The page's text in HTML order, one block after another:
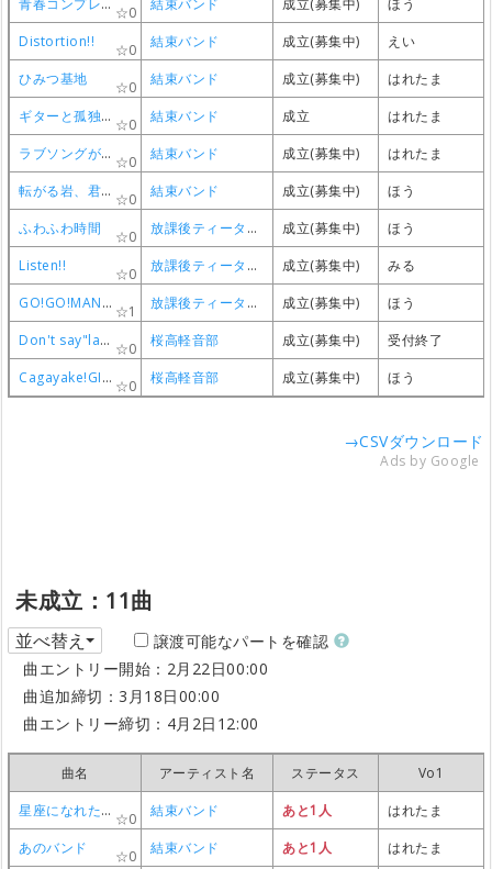
青春コンプレックス 0 結束バンド 成立(募集中)
ほう
Distortion!!
0 結束バンド 成立(募集中)
えい
ひみつ基地
0 結束バンド 成立(募集中)
はれたま
ギターと孤独と蒼い惑星
0 結束バンド 成立
はれたま
ラブソングが歌えない
0 結束バンド 成立(募集中)
はれたま
転がる岩、君に朝が降る
0 結束バンド 成立(募集中)
ほう
ふわふわ時間
0 放課後ティータイム 成立(募集中)
ほう
Listen!!
0 放課後ティータイム 成立(募集中)
みる
GO!GO!MANIAC
1 放課後ティータイム 成立(募集中)
ほう
Don't say"lazy"
0 桜高軽音部 成立(募集中)
受付終了
Cagayake!GIRLS
0 桜高軽音部 成立(募集中) ほう
青春コンプレックス 0 結束バンド 成立(募集中)
ほう
Distortion!!
0 結束バンド 成立(募集中)
えい
ひみつ基地
0 結束バンド 成立(募集中)
はれたま
ギターと孤独と蒼い惑星
0 結束バンド 成立
はれたま
ラブソングが歌えない
0 結束バンド 成立(募集中)
はれたま
転がる岩、君に朝が降る
0 結束バンド 成立(募集中)
ほう
ふわふわ時間
0 放課後ティータイム 成立(募集中)
ほう
Listen!!
0 放課後ティータイム 成立(募集中)
みる
GO!GO!MANIAC
1 放課後ティータイム 成立(募集中)
ほう
Don't say"lazy"
0 桜高軽音部 成立(募集中)
受付終了
Cagayake!GIRLS
0 桜高軽音部 成立(募集中) ほう
青春コンプレックス 0 結束バンド 成立(募集中)
ほう
Distortion!!
0 結束バンド 成立(募集中)
えい
ひみつ基地
0 結束バンド 成立(募集中)
はれたま
ギターと孤独と蒼い惑星
0 結束バンド 成立
はれたま
ラブソングが歌えない
0 結束バンド 成立(募集中)
はれたま
転がる岩、君に朝が降る
0 結束バンド 成立(募集中)
ほう
ふわふわ時間
0 放課後ティータイム 成立(募集中)
ほう
Listen!!
0 放課後ティータイム 成立(募集中)
みる
GO!GO!MANIAC
1 放課後ティータイム 成立(募集中)
ほう
Don't say"lazy"
0 桜高軽音部 成立(募集中)
受付終了
Cagayake!GIRLS
0 桜高軽音部 成立(募集中) ほう
青春コンプレックス 0 結束バンド 成立(募集中)
ほう
Distortion!!
0 結束バンド 成立(募集中)
えい
ひみつ基地
0 結束バンド 成立(募集中)
はれたま
ギターと孤独と蒼い惑星
0 結束バンド 成立
はれたま
ラブソングが歌えない
0 結束バンド 成立(募集中)
はれたま
転がる岩、君に朝が降る
0 結束バンド 成立(募集中)
ほう
ふわふわ時間
0 放課後ティータイム 成立(募集中)
ほう
Listen!!
0 放課後ティータイム 成立(募集中)
みる
GO!GO!MANIAC
1 放課後ティータイム 成立(募集中)
ほう
Don't say"lazy"
0 桜高軽音部 成立(募集中)
受付終了
Cagayake!GIRLS
0 桜高軽音部 成立(募集中) ほう
→CSVダウンロード
Ads by Google
未成立：11曲
並べ替え
譲渡可能なパートを確認
曲エントリー開始：2月22日00:00
曲追加締切：3月18日00:00
曲エントリー締切：4月2日12:00
曲名 アーティスト名 ステータス
Vo1
星座になれたら
0 結束バンド あと1人
はれたま
あのバンド
0 結束バンド あと1人
はれたま
曲名 アーティスト名 ステータス
Vo1
星座になれたら
0 結束バンド あと1人
はれたま
あのバンド
0 結束バンド あと1人
はれたま
曲名 アーティスト名 ステータス
Vo1
星座になれたら
0 結束バンド あと1人
はれたま
あのバンド
0 結束バンド あと1人
はれたま
曲名 アーティスト名 ステータス
Vo1
星座になれたら
0 結束バンド あと1人
はれたま
あのバンド
0 結束バンド あと1人
はれたま